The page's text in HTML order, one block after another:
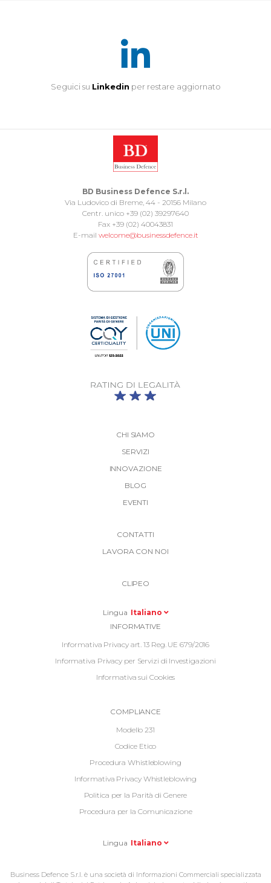
Seguici su Linkedin per restare aggiornato
BD Business Defence S.r.l.
Via Ludovico di Breme, 44 - 20156 Milano
Centr. unico +39 (02) 39297640
Fax +39 (02) 40043831
E-mail welcome@businessdefence.it
CHI SIAMO
SERVIZI
INNOVAZIONE
BLOG
EVENTI
CONTATTI
LAVORA CON NOI
CLIPEO
Lingua Italiano
Informative
Footer
INFORMATIVE
Informativa Privacy art. 13 Reg. UE 679/2016
Informativa Privacy per Servizi di Investigazioni
Informativa sui Cookies
InformativeCOMPLIANCE
Modello 231
Codice Etico
Procedura Whistleblowing
Informativa Privacy Whistleblowing
Politica per la Parità di Genere
Procedura per la Comunicazione
Lingua Italiano
Business Defence S.r.l. è una società di Informazioni Commerciali specializzata